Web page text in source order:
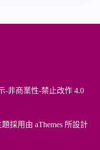
-非商業性-禁止改作 4.0
採用由 aThemes 所設計